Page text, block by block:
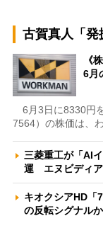
古賀真人「発
《
6月
6月3日に8330円
7564）の株価は、
三菱重工が「AI
運 エヌビディ
キオクシアHD「
の反転シグナル